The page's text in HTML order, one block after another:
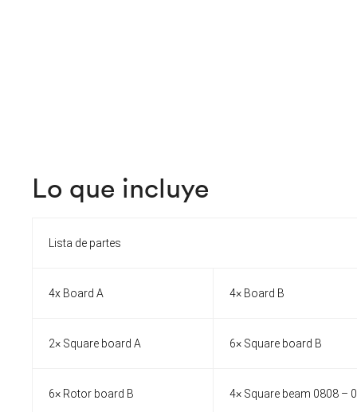
Lo que incluye
Lista de partes
4x Board A 4× Board B
2× Square board A 6× Square board B
6× Rotor board B 4× Square beam 0808 –